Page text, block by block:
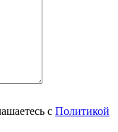
с Политикой